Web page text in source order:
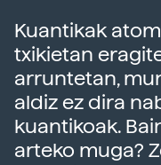
Kuantikak
txikietan
arruntetan,
aldiz ez dira
kuantikoak.
arteko muga?